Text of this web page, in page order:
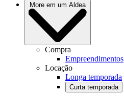
More em um Aldea
Compra
Empreendimentos
Locação
Longa temporada
Curta temporada